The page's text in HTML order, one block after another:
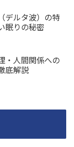
デルタ波）の特
眠りの秘密
・人間関係への
底解説